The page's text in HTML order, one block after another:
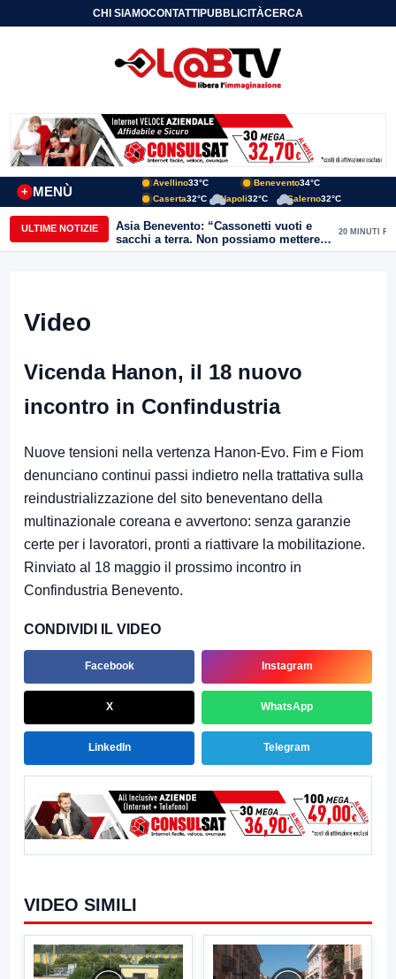
CHI SIAMOCONTATTIPUBBLICITÀCERCA
MENÙ
+
Avellino33°C Benevento34°C
Caserta32°C Napoli32°C Salerno32°C
ULTIME NOTIZIE
Asia Benevento: “Cassonetti vuoti e
sacchi a terra. Non possiamo mettere
una toppa alla mancanza di rispetto”
20 MINUTI FA
Video
Vicenda Hanon, il 18 nuovo
incontro in Confindustria
Nuove tensioni nella vertenza Hanon-Evo. Fim e Fiom
denunciano continui passi indietro nella trattativa sulla
reindustrializzazione del sito beneventano della
multinazionale coreana e avvertono: senza garanzie
certe per i lavoratori, pronti a riattivare la mobilitazione.
Rinviato al 18 maggio il prossimo incontro in
Confindustria Benevento.
CONDIVIDI IL VIDEO
Facebook Instagram
X WhatsApp
LinkedIn Telegram
VIDEO SIMILI